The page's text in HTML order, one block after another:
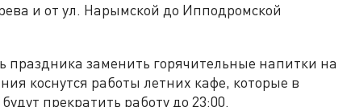
и от ул. Нарымской до Ипподромской
праздника заменить горячительные напитки на
коснутся работы летних кафе, которые в
прекратить работу до 23:00.